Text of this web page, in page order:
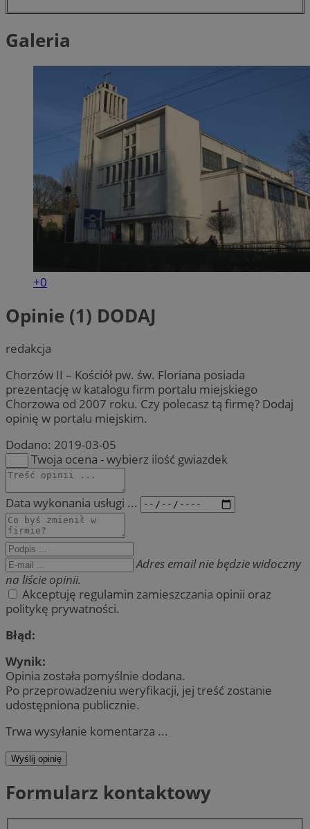
Galeria
+0
Opinie (1) DODAJ
redakcja
Chorzów II – Kościół pw. św. Floriana posiada
prezentację w katalogu firm portalu miejskiego
Chorzowa od 2007 roku. Czy polecasz tą firmę? Dodaj
opinię w portalu miejskim.
Dodano: 2019-03-05
Twoja ocena - wybierz ilość gwiazdek
Data wykonania usługi ...
Adres email nie będzie widoczny
na liście opinii.
Akceptuję regulamin zamieszczania opinii oraz
politykę prywatności.
Błąd:
Wynik:
Opinia została pomyślnie dodana.
Po przeprowadzeniu weryfikacji, jej treść zostanie
udostępniona publicznie.
Trwa wysyłanie komentarza ...
Wyślij opinię
Formularz kontaktowy